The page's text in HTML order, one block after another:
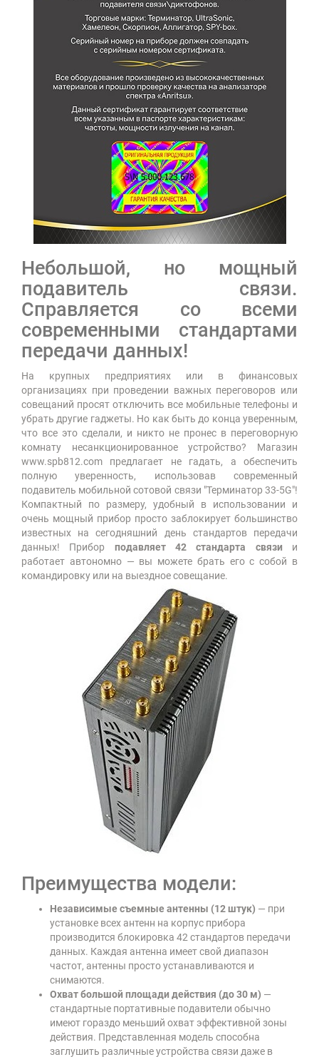
Небольшой, но мощный
подавитель связи.
Справляется со всеми
современными стандартами
передачи данных!
На крупных предприятиях или в финансовых
организациях при проведении важных переговоров или
совещаний просят отключить все мобильные телефоны и
убрать другие гаджеты. Но как быть до конца уверенным,
что все это сделали, и никто не пронес в переговорную
комнату несанкционированное устройство? Магазин
www.spb812.com предлагает не гадать, а обеспечить
полную уверенность, использовав современный
подавитель мобильной сотовой связи "Терминатор 33-5G"!
Компактный по размеру, удобный в использовании и
очень мощный прибор просто заблокирует большинство
известных на сегодняшний день стандартов передачи
данных! Прибор подавляет 42 стандарта связи и
работает автономно — вы можете брать его с собой в
командировку или на выездное совещание.
Преимущества модели:
Независимые съемные антенны (12 штук) — при
установке всех антенн на корпус прибора
производится блокировка 42 стандартов передачи
данных. Каждая антенна имеет свой диапазон
частот, антенны просто устанавливаются и
снимаются.
Охват большой площади действия (до 30 м) —
стандартные портативные подавители обычно
имеют гораздо меньший охват эффективной зоны
действия. Представленная модель способна
заглушить различные устройства связи даже в